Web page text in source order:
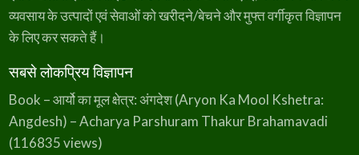
व्यवसाय के उत्पादों एवं सेवाओं को खरीदने/बेचने और मुफ्त वर्गीकृत विज्ञापन
के लिए कर सकते हैं।
सबसे लोकप्रिय विज्ञापन
Book – आर्यो का मूल क्षेत्र: अंगदेश (Aryon Ka Mool Kshetra:
Angdesh) – Acharya Parshuram Thakur Brahamavadi
(116835 views)